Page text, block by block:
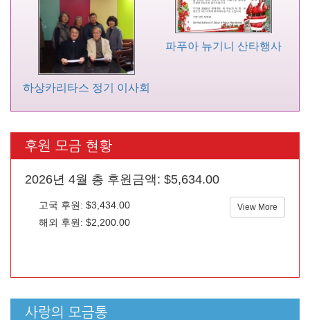
하상카리타스 정기 이사회
파푸아 뉴기니 산타행사
후원 모금 현황
2026년 4월 총 후원금액: $5,634.00
고국 후원: $3,434.00
해외 후원: $2,200.00
View More
사랑의 모금통